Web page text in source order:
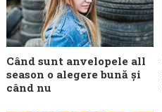
Când sunt anvelopele all
season o alegere bună și
când nu